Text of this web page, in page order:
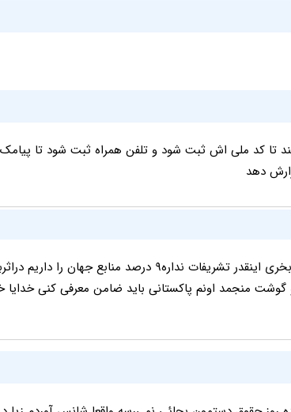
تا کد ملی اش ثبت شود و تلفن همراه ثبت شود تا
دهد
خونه و ماشین بخوای بخری اینقدر تشریفات نداره۹ درصد منابع
گوشت منجمد اونم پاکستانی باید ضامن معرفی کنی